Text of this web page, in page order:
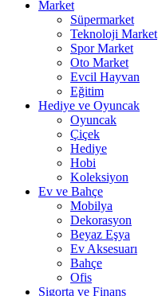
Market
Süpermarket
Teknoloji Market
Spor Market
Oto Market
Evcil Hayvan
Eğitim
Hediye ve Oyuncak
Oyuncak
Çiçek
Hediye
Hobi
Koleksiyon
Ev ve Bahçe
Mobilya
Dekorasyon
Beyaz Eşya
Ev Aksesuarı
Bahçe
Ofis
Sigorta ve Finans